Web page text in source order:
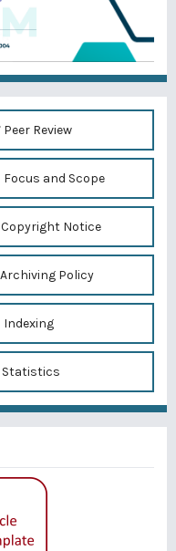
Peer Review
Focus and Scope
Copyright Notice
Archiving Policy
Indexing
Statistics